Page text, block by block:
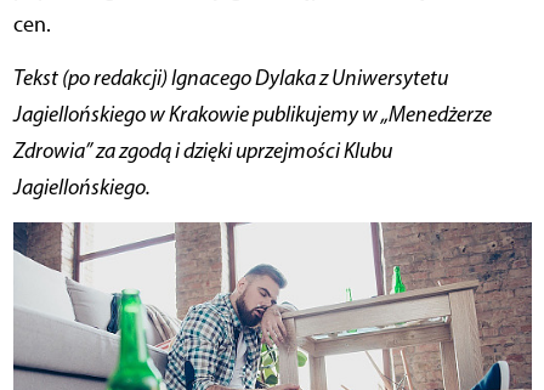
cen.
Tekst (po redakcji) Ignacego Dylaka z Uniwersytetu
Jagiellońskiego w Krakowie publikujemy w „Menedżerze
Zdrowia” za zgodą i dzięki uprzejmości Klubu
Jagiellońskiego.